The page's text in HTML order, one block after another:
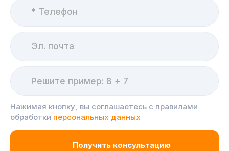
Нажимая кнопку, вы соглашаетесь с правилами
обработки персональных данных